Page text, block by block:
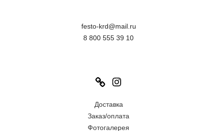
festo-krd@mail.ru
8 800 555 39 10
Link
Доставка
Заказ/оплата
Фотогалерея